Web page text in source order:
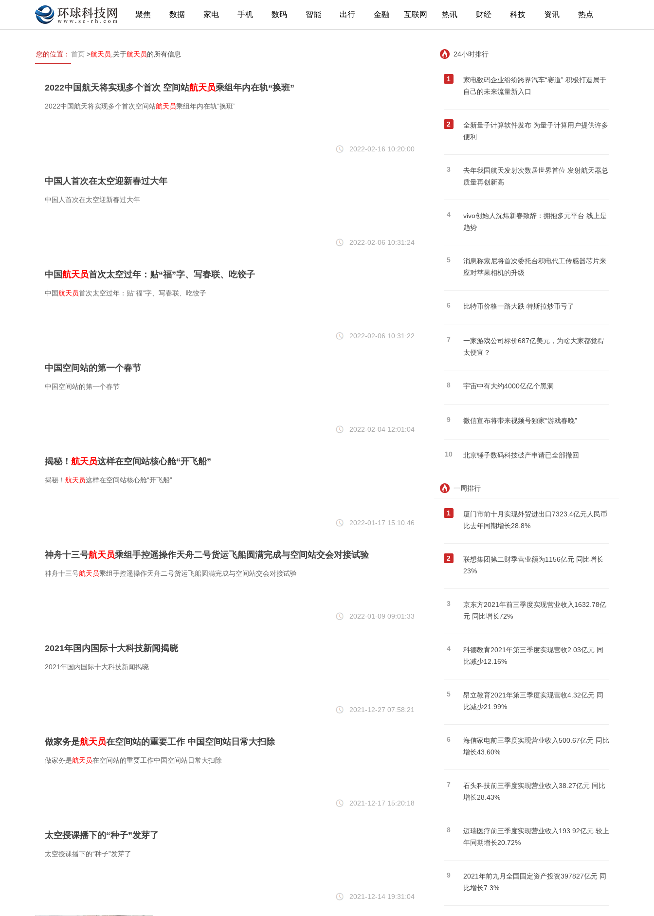
聚焦 数据 家电 手机 数码 智能 出行 金融 互联网 热讯 财经 科技 资讯 热点
您的位置： 首页 >航天员 ,关于航天员的所有信息
2022中国航天将实现多个首次 空间站航天员乘组年内在轨“换班”
2022中国航天将实现多个首次空间站航天员乘组年内在轨“换班”
2022-02-16 10:20:00
中国人首次在太空迎新春过大年
中国人首次在太空迎新春过大年
2022-02-06 10:31:24
中国航天员首次太空过年：贴“福”字、写春联、吃饺子
中国航天员首次太空过年：贴“福”字、写春联、吃饺子
2022-02-06 10:31:22
中国空间站的第一个春节
中国空间站的第一个春节
2022-02-04 12:01:04
揭秘！ 航天员这样在空间站核心舱“开飞船”
揭秘！ 航天员这样在空间站核心舱“开飞船”
2022-01-17 15:10:46
神舟十三号航天员乘组手控遥操作天舟二号货运飞船圆满完成与空间站交会对接试验
神舟十三号航天员乘组手控遥操作天舟二号货运飞船圆满完成与空间站交会对接试验
2022-01-09 09:01:33
2021年国内国际十大科技新闻揭晓
2021年国内国际十大科技新闻揭晓
2021-12-27 07:58:21
做家务是航天员在空间站的重要工作 中国空间站日常大扫除
做家务是航天员在空间站的重要工作中国空间站日常大扫除
2021-12-17 15:20:18
太空授课播下的“种子”发芽了
太空授课播下的“种子”发芽了
2021-12-14 19:31:04
24小时排行
1
家电数码企业纷纷跨界汽车“赛道” 积极打造属于
自己的未来流量新入口
2
全新量子计算软件发布 为量子计算用户提供许多
便利
3
去年我国航天发射次数居世界首位 发射航天器总
质量再创新高
4
vivo创始人沈炜新春致辞：拥抱多元平台 线上是
趋势
5
消息称索尼将首次委托台积电代工传感器芯片来
应对苹果相机的升级
6 比特币价格一路大跌 特斯拉炒币亏了
7
一家游戏公司标价687亿美元，为啥大家都觉得
太便宜？
8 宇宙中有大约4000亿亿个黑洞
9 微信宣布将带来视频号独家“游戏春晚”
10 北京锤子数码科技破产申请已全部撤回
一周排行
1
厦门市前十月实现外贸进出口7323.4亿元人民币
比去年同期增长28.8%
2
联想集团第二财季营业额为1156亿元 同比增长
23%
3
京东方2021年前三季度实现营业收入1632.78亿
元 同比增长72%
4
科德教育2021年第三季度实现营收2.03亿元 同
比减少12.16%
5
昂立教育2021年第三季度实现营收4.32亿元 同
比减少21.99%
6
海信家电前三季度实现营业收入500.67亿元 同比
增长43.60%
7
石头科技前三季度实现营业收入38.27亿元 同比
增长28.43%
8
迈瑞医疗前三季度实现营业收入193.92亿元 较上
年同期增长20.72%
9
2021年前九月全国固定资产投资397827亿元 同
比增长7.3%